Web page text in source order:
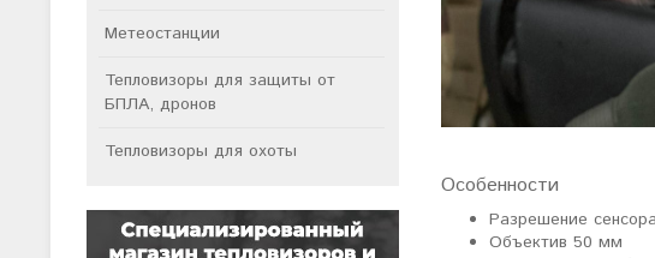
Метеостанции
Тепловизоры для защиты от
БПЛА, дронов
Тепловизоры для охоты
Особенности
Разрешение
Объектив 50 мм